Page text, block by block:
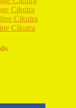
Cikutra
Cikutra
Cikutra